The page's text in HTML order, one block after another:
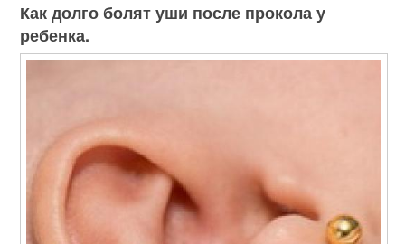
Как долго болят уши после прокола у
ребенка.